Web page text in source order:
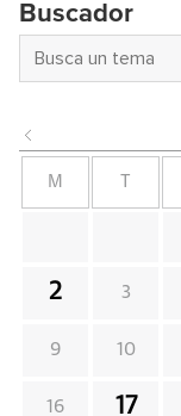
Buscador
M
2 3
9 10
16 17